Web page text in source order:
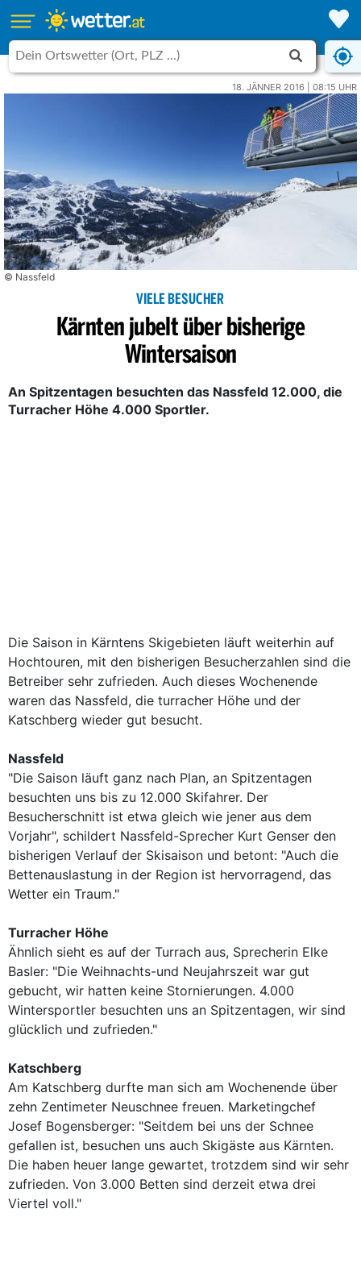
18. JÄNNER 2016 | 08:15 UHR
© Nassfeld
VIELE BESUCHER
Kärnten jubelt über bisherige
Wintersaison
An Spitzentagen besuchten das Nassfeld 12.000, die
Turracher Höhe 4.000 Sportler.
Die Saison in Kärntens Skigebieten läuft weiterhin auf
Hochtouren, mit den bisherigen Besucherzahlen sind die
Betreiber sehr zufrieden. Auch dieses Wochenende
waren das Nassfeld, die turracher Höhe und der
Katschberg wieder gut besucht.
Nassfeld
"Die Saison läuft ganz nach Plan, an Spitzentagen
besuchten uns bis zu 12.000 Skifahrer. Der
Besucherschnitt ist etwa gleich wie jener aus dem
Vorjahr", schildert Nassfeld-Sprecher Kurt Genser den
bisherigen Verlauf der Skisaison und betont: "Auch die
Bettenauslastung in der Region ist hervorragend, das
Wetter ein Traum."
Turracher Höhe
Ähnlich sieht es auf der Turrach aus, Sprecherin Elke
Basler: "Die Weihnachts-und Neujahrszeit war gut
gebucht, wir hatten keine Stornierungen. 4.000
Wintersportler besuchten uns an Spitzentagen, wir sind
glücklich und zufrieden."
Katschberg
Am Katschberg durfte man sich am Wochenende über
zehn Zentimeter Neuschnee freuen. Marketingchef
Josef Bogensberger: "Seitdem bei uns der Schnee
gefallen ist, besuchen uns auch Skigäste aus Kärnten.
Die haben heuer lange gewartet, trotzdem sind wir sehr
zufrieden. Von 3.000 Betten sind derzeit etwa drei
Viertel voll."